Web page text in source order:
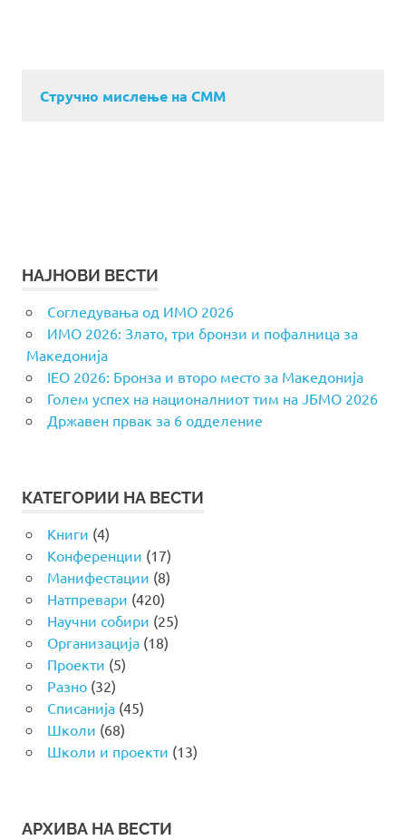
Стручно мислење на СММ
НАЈНОВИ ВЕСТИ
Согледувања од ИМО 2026
ИМО 2026: Злато, три бронзи и пофалница за
Македонија
IEO 2026: Бронза и второ место за Македонија
Голем успех на националниот тим на ЈБМО 2026
Државен првак за 6 одделение
КАТЕГОРИИ НА ВЕСТИ
Книги (4)
Конференции (17)
Манифестации (8)
Натпревари (420)
Научни собири (25)
Организација(18)
Проекти (5)
Разно(32)
Списанија(45)
Школи (68)
Школи и проекти (13)
АРХИВА НА ВЕСТИ